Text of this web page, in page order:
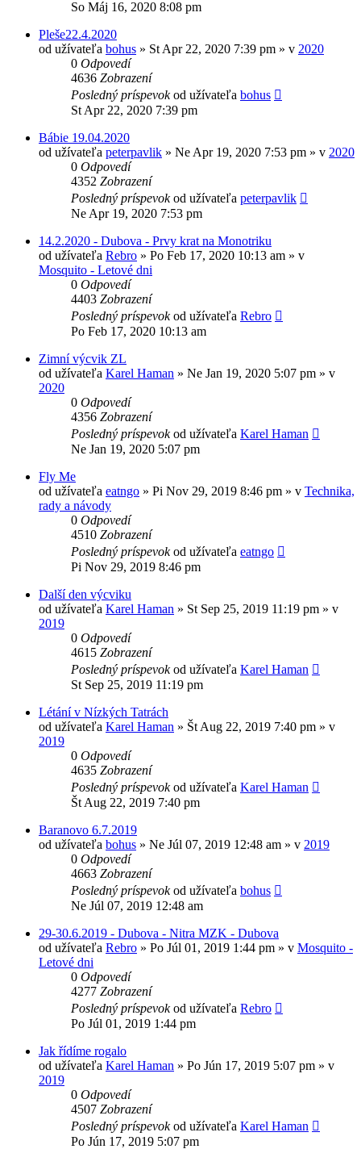
So Máj 16, 2020 8:08 pm
Pleše22.4.2020
od užívateľa bohus » St Apr 22, 2020 7:39 pm » v 2020
0 Odpovedí
4636 Zobrazení
Posledný príspevokod užívateľa bohus
St Apr 22, 2020 7:39 pm
Bábie 19.04.2020
od užívateľa peterpavlik » Ne Apr 19, 2020 7:53 pm » v 2020
0 Odpovedí
4352 Zobrazení
Posledný príspevokod užívateľa peterpavlik
Ne Apr 19, 2020 7:53 pm
14.2.2020 - Dubova - Prvy krat na Monotriku
od užívateľa Rebro » Po Feb 17, 2020 10:13 am » v
Mosquito - Letové dni
0 Odpovedí
4403 Zobrazení
Posledný príspevokod užívateľa Rebro
Po Feb 17, 2020 10:13 am
Zimní výcvik ZL
od užívateľa Karel Haman » Ne Jan 19, 2020 5:07 pm » v
2020
0 Odpovedí
4356 Zobrazení
Posledný príspevokod užívateľa Karel Haman
Ne Jan 19, 2020 5:07 pm
Fly Me
od užívateľa eatngo » Pi Nov 29, 2019 8:46 pm » v Technika,
rady a návody
0 Odpovedí
4510 Zobrazení
Posledný príspevokod užívateľa eatngo
Pi Nov 29, 2019 8:46 pm
Další den výcviku
od užívateľa Karel Haman » St Sep 25, 2019 11:19 pm » v
2019
0 Odpovedí
4615 Zobrazení
Posledný príspevokod užívateľa Karel Haman
St Sep 25, 2019 11:19 pm
Létání v Nízkých Tatrách
od užívateľa Karel Haman » Št Aug 22, 2019 7:40 pm » v
2019
0 Odpovedí
4635 Zobrazení
Posledný príspevokod užívateľa Karel Haman
Št Aug 22, 2019 7:40 pm
Baranovo 6.7.2019
od užívateľa bohus » Ne Júl 07, 2019 12:48 am » v 2019
0 Odpovedí
4663 Zobrazení
Posledný príspevokod užívateľa bohus
Ne Júl 07, 2019 12:48 am
29-30.6.2019 - Dubova - Nitra MZK - Dubova
od užívateľa Rebro » Po Júl 01, 2019 1:44 pm » v Mosquito -
Letové dni
0 Odpovedí
4277 Zobrazení
Posledný príspevokod užívateľa Rebro
Po Júl 01, 2019 1:44 pm
Jak řídíme rogalo
od užívateľa Karel Haman » Po Jún 17, 2019 5:07 pm » v
2019
0 Odpovedí
4507 Zobrazení
Posledný príspevokod užívateľa Karel Haman
Po Jún 17, 2019 5:07 pm